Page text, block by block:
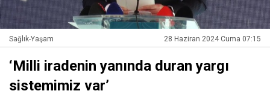
Sağlık-Yaşam 28 Haziran 2024 Cuma 07:15
‘Milli iradenin yanında duran yargı
sistemimiz var’